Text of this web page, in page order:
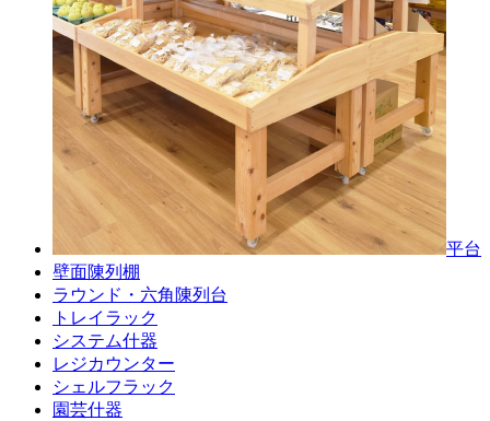
平台
壁面陳列棚
ラウンド・六角陳列台
トレイラック
システム什器
レジカウンター
シェルフラック
園芸什器